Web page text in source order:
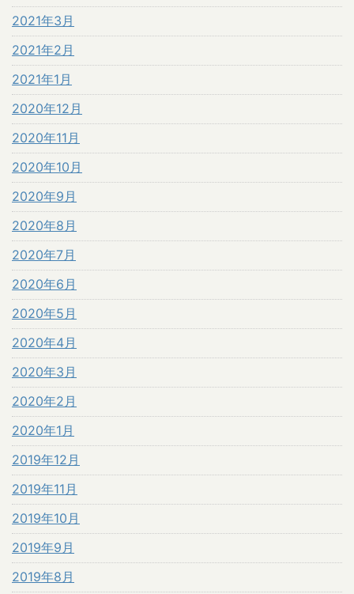
2021年3月
2021年2月
2021年1月
2020年12月
2020年11月
2020年10月
2020年9月
2020年8月
2020年7月
2020年6月
2020年5月
2020年4月
2020年3月
2020年2月
2020年1月
2019年12月
2019年11月
2019年10月
2019年9月
2019年8月